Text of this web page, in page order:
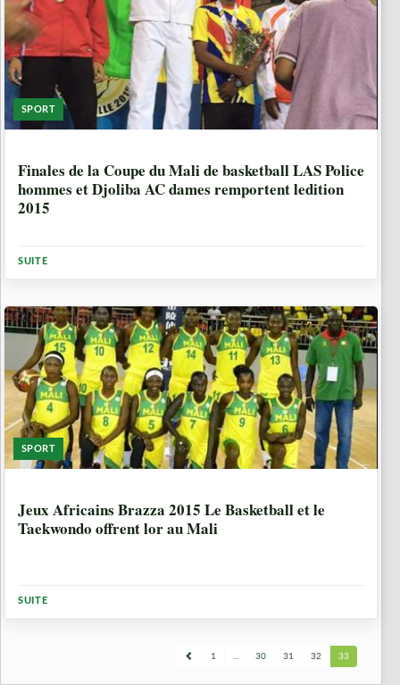
SPORT
Finales de la Coupe du Mali de basketball LAS Police
hommes et Djoliba AC dames remportent ledition
2015
SUITE
SPORT
Jeux Africains Brazza 2015 Le Basketball et le
Taekwondo offrent lor au Mali
SUITE
1 ... 30 31 32 33